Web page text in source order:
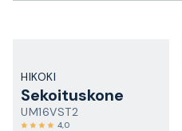
HIKOKI
Sekoituskone
UM16VST2
4,0